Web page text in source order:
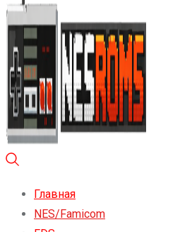
Главная
NES/Famicom